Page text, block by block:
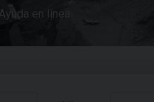
Ayuda en línea